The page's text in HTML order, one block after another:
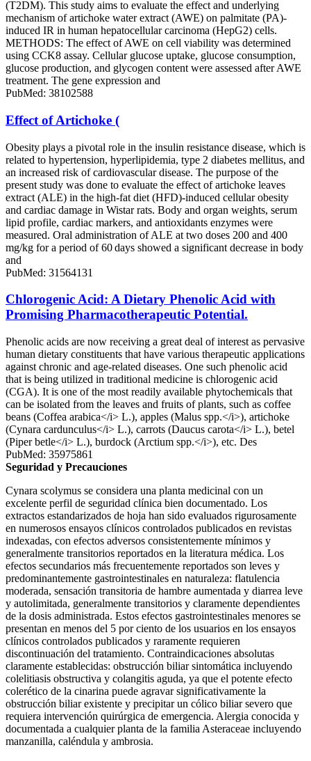
(T2DM). This study aims to evaluate the effect and underlying
mechanism of artichoke water extract (AWE) on palmitate (PA)-
induced IR in human hepatocellular carcinoma (HepG2) cells.
METHODS: The effect of AWE on cell viability was determined
using CCK8 assay. Cellular glucose uptake, glucose consumption,
glucose production, and glycogen content were assessed after AWE
treatment. The gene expression and
PubMed: 38102588
Effect of Artichoke (
Obesity plays a pivotal role in the insulin resistance disease, which is
related to hypertension, hyperlipidemia, type 2 diabetes mellitus, and
an increased risk of cardiovascular disease. The purpose of the
present study was done to evaluate the effect of artichoke leaves
extract (ALE) in the high-fat diet (HFD)-induced cellular obesity
and cardiac damage in Wistar rats. Body and organ weights, serum
lipid profile, cardiac markers, and antioxidants enzymes were
measured. Oral administration of ALE at two doses 200 and 400
mg/kg for a period of 60 days showed a significant decrease in body
and
PubMed: 31564131
Chlorogenic Acid: A Dietary Phenolic Acid with
Promising Pharmacotherapeutic Potential.
Phenolic acids are now receiving a great deal of interest as pervasive
human dietary constituents that have various therapeutic applications
against chronic and age-related diseases. One such phenolic acid
that is being utilized in traditional medicine is chlorogenic acid
(CGA). It is one of the most readily available phytochemicals that
can be isolated from the leaves and fruits of plants, such as coffee
beans (Coffea arabica</i> L.), apples (Malus spp.</i>), artichoke
(Cynara cardunculus</i> L.), carrots (Daucus carota</i> L.), betel
(Piper betle</i> L.), burdock (Arctium spp.</i>), etc. Des
PubMed: 35975861
Seguridad y Precauciones
Cynara scolymus se considera una planta medicinal con un
excelente perfil de seguridad clínica bien documentado. Los
extractos estandarizados de hoja han sido evaluados rigurosamente
en numerosos ensayos clínicos controlados publicados en revistas
indexadas, con efectos adversos consistentemente mínimos y
generalmente transitorios reportados en la literatura médica. Los
efectos secundarios más frecuentemente reportados son leves y
predominantemente gastrointestinales en naturaleza: flatulencia
moderada, sensación transitoria de hambre aumentada y diarrea leve
y autolimitada, generalmente transitorios y claramente dependientes
de la dosis administrada. Estos efectos gastrointestinales menores se
presentan en menos del 5 por ciento de los usuarios en los ensayos
clínicos controlados publicados y raramente requieren
discontinuación del tratamiento. Contraindicaciones absolutas
claramente establecidas: obstrucción biliar sintomática incluyendo
colelitiasis obstructiva y colangitis aguda, ya que el potente efecto
colerético de la cinarina puede agravar significativamente la
obstrucción biliar existente y precipitar un cólico biliar severo que
requiera intervención quirúrgica de emergencia. Alergia conocida y
documentada a cualquier planta de la familia Asteraceae incluyendo
manzanilla, caléndula y ambrosia.